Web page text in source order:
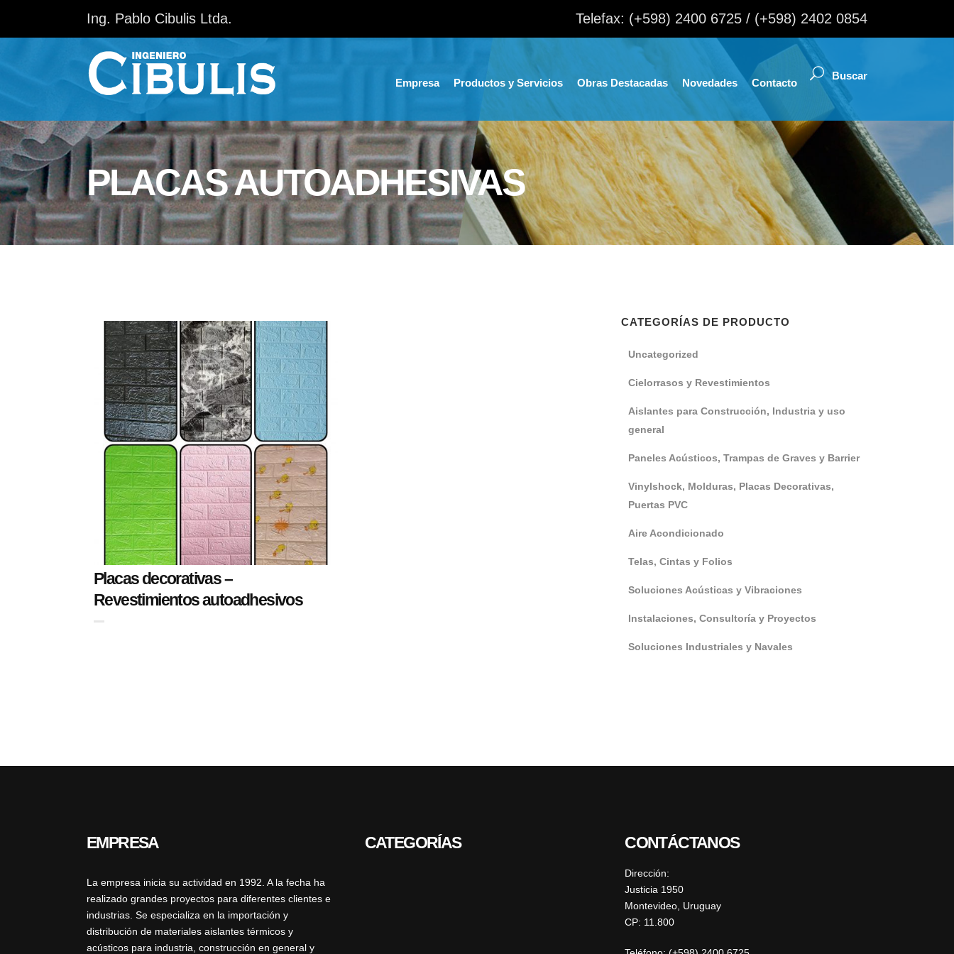
Ing. Pablo Cibulis Ltda. Telefax: (+598) 2400 6725 / (+598) 2402 0854
Empresa Productos y Servicios Obras Destacadas Novedades Contacto
PLACAS AUTOADHESIVAS
Placas decorativas –
Revestimientos autoadhesivos
CATEGORÍAS DE PRODUCTO
Uncategorized
Cielorrasos y Revestimientos
Aislantes para Construcción, Industria y uso
general
Paneles Acústicos, Trampas de Graves y Barrier
Vinylshock, Molduras, Placas Decorativas,
Puertas PVC
Aire Acondicionado
Telas, Cintas y Folios
Soluciones Acústicas y Vibraciones
Instalaciones, Consultoría y Proyectos
Soluciones Industriales y Navales
EMPRESA
La empresa inicia su actividad en 1992. A la fecha ha
realizado grandes proyectos para diferentes clientes e
industrias. Se especializa en la importación y
distribución de materiales aislantes térmicos y
acústicos para industria, construcción en general y
CATEGORÍAS CONTÁCTANOS
Dirección:
Justicia 1950
Montevideo, Uruguay
CP: 11.800